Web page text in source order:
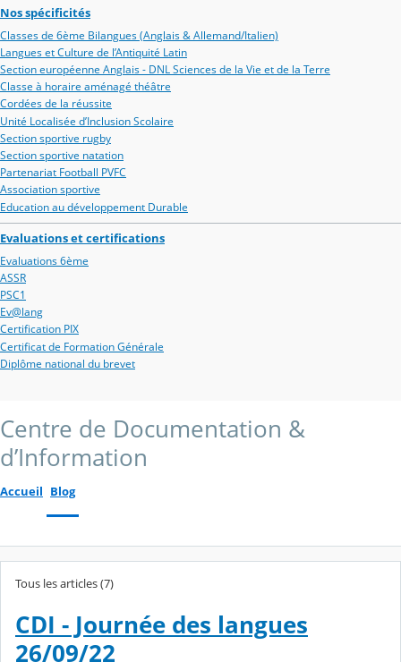
Nos spécificités
Classes de 6ème Bilangues (Anglais & Allemand/Italien)
Langues et Culture de l’Antiquité Latin
Section européenne Anglais - DNL Sciences de la Vie et de la Terre
Classe à horaire aménagé théâtre
Cordées de la réussite
Unité Localisée d’Inclusion Scolaire
Section sportive rugby
Section sportive natation
Partenariat Football PVFC
Association sportive
Education au développement Durable
Evaluations et certifications
Evaluations 6ème
ASSR
PSC1
Ev@lang
Certification PIX
Certificat de Formation Générale
Diplôme national du brevet
Centre de Documentation &
d’Information
Accueil Blog
Tous les articles (7)
CDI - Journée des langues
26/09/22